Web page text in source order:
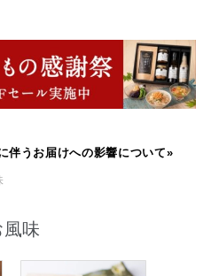
伴うお届けへの影響について»
味